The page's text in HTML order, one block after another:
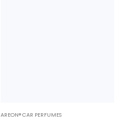
AREON® CAR PERFUMES